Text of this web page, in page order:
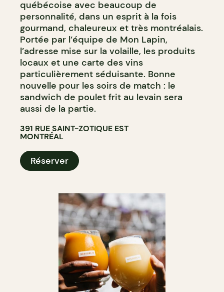
québécoise avec beaucoup de
personnalité, dans un esprit à la fois
gourmand, chaleureux et très montréalais.
Portée par l’équipe de Mon Lapin,
l’adresse mise sur la volaille, les produits
locaux et une carte des vins
particulièrement séduisante. Bonne
nouvelle pour les soirs de match : le
sandwich de poulet frit au levain sera
aussi de la partie.
391 RUE SAINT-ZOTIQUE EST
MONTRÉAL
Réserver